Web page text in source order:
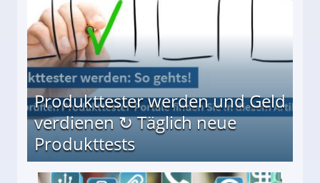
Produkttester werden und Geld
verdienen ↻ Täglich neue
Produkttests
↻ Täglich neue Produkttests